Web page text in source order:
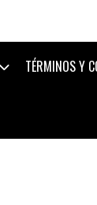
TÉRMINOS Y